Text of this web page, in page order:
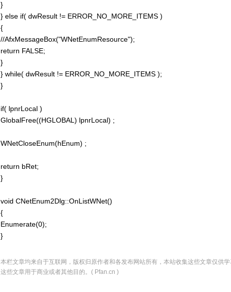
}
} else if( dwResult != ERROR_NO_MORE_ITEMS )
{
//AfxMessageBox("WNetEnumResource");
return FALSE;
}
} while( dwResult != ERROR_NO_MORE_ITEMS );
}
if( lpnrLocal )
GlobalFree((HGLOBAL) lpnrLocal) ;
WNetCloseEnum(hEnum) ;
return bRet;
}
void CNetEnum2Dlg::OnListWNet()
{
Enumerate(0);
}
本栏文章均来自于互联网，版权归原作者和各发布网站所有，本站收集这些文章仅供
这些文章用于商业或者其他目的。( Pfan.cn )